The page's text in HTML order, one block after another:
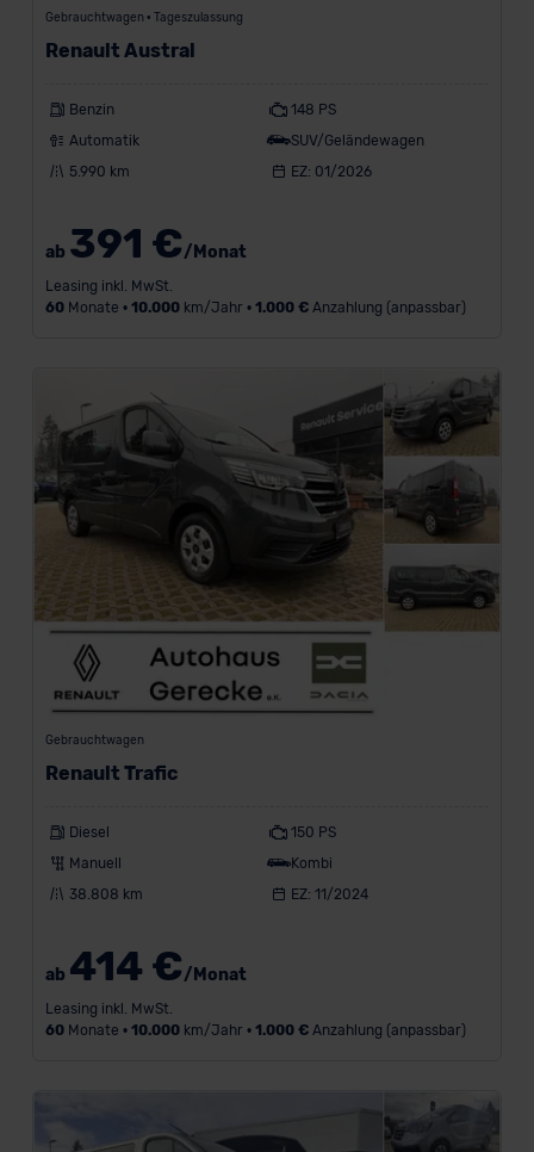
Gebrauchtwagen • Tageszulassung
Renault Austral
Benzin
148 PS
Automatik
SUV/Geländewagen
5.990 km
EZ: 01/2026
ab 391 €/Monat
Leasing inkl. MwSt.
60Monate • 10.000km/Jahr • 1.000 €Anzahlung (anpassbar)
Gebrauchtwagen
Renault Trafic
Diesel
150 PS
Manuell
Kombi
38.808 km
EZ: 11/2024
ab 414 €/Monat
Leasing inkl. MwSt.
60Monate • 10.000km/Jahr • 1.000 €Anzahlung (anpassbar)